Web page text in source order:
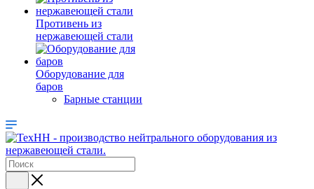
Противень из
нержавеющей стали
Оборудование для
баров
Барные станции